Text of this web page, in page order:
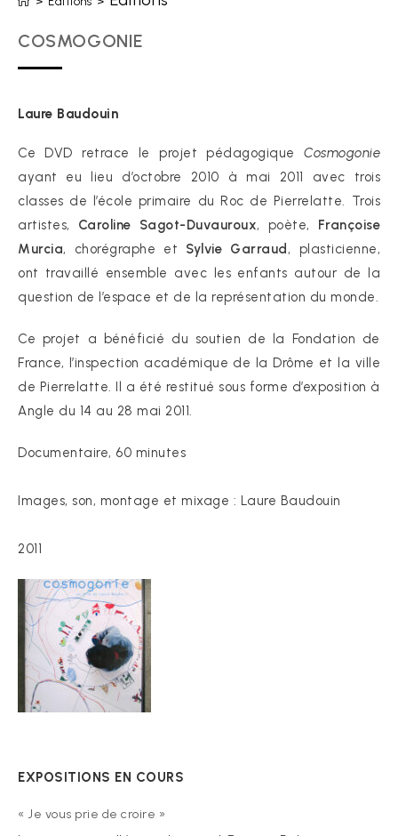
COSMOGONIE
Laure Baudouin
Ce DVD retrace le projet pédagogique Cosmogonie
ayant eu lieu d’octobre 2010 à mai 2011 avec trois
classes de l’école primaire du Roc de Pierrelatte. Trois
artistes, Caroline Sagot-Duvauroux, poète, Françoise
Murcia, chorégraphe et Sylvie Garraud, plasticienne,
ont travaillé ensemble avec les enfants autour de la
question de l’espace et de la représentation du monde.
Ce projet a bénéficié du soutien de la Fondation de
France, l’inspection académique de la Drôme et la ville
de Pierrelatte. Il a été restitué sous forme d’exposition à
Angle du 14 au 28 mai 2011.
Documentaire, 60 minutes
Images, son, montage et mixage : Laure Baudouin
2011
EXPOSITIONS EN COURS
« Je vous prie de croire »